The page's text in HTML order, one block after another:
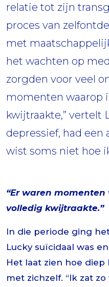
relatie tot zijn
proces van
met
het wachten op
zorgden voor veel
momenten waarop
kwijtraakte,” vertelt
depressief, had een
wist soms niet hoe
“Er waren
volledig kwijtraakte.”
In die periode ging
Lucky suïcidaal was
Het laat zien hoe
met zichzelf. “Ik zat